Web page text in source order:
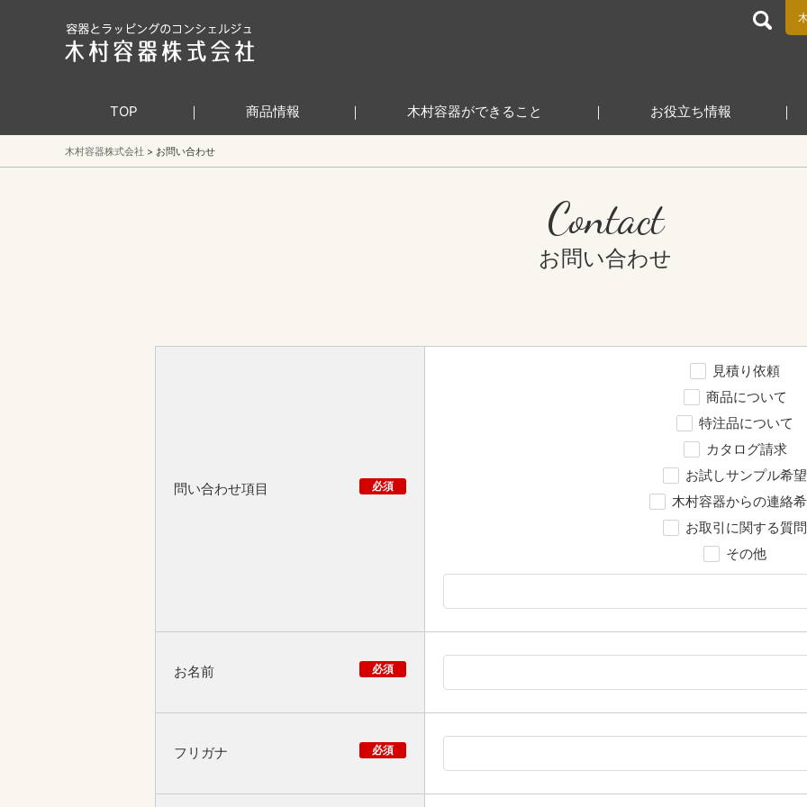
食品包装容器と業務用店舗用品の総合商社 木村容器株式会
TOP 商品情報 木村容器ができること お役立ち情報
木村容器株式会社 お問い合わせ
Contact
お問い合わせ
問い合わせ項目 必須
見積り依頼
商品について
特注品について
カタログ請求
お試しサンプル希望
木村容器からの連絡
お取引に関する質問
その他
お名前 必須
フリガナ 必須